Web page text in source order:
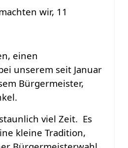
wir, 11
einen
unserem seit Januar
Bürgermeister,
viel Zeit. Es
kleine Tradition,